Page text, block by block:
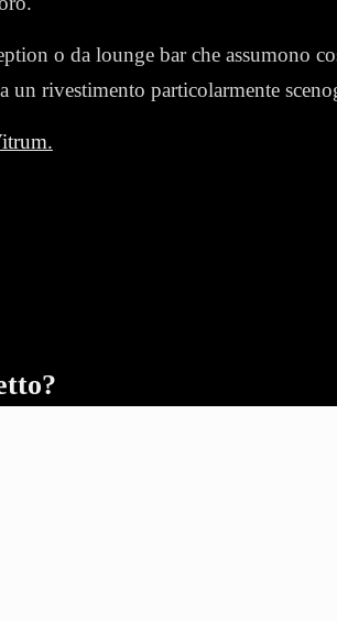
o da lounge bar che assumono
un rivestimento particolarmente